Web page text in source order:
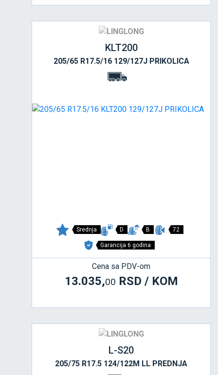
KLT200
205/65 R17.5/16 129/127J PRIKOLICA
Srednja D B 72
Garancija 6 godina
Cena sa PDV-om
13.035,00 RSD / KOM
L-S20
205/75 R17.5 124/122M LL PREDNJA